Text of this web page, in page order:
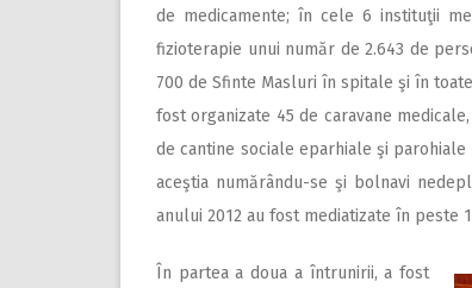
de medicamente; în cele 6 instituţii
fizioterapie unui număr de 2.643 de
700 de Sfinte Masluri în spitale şi în
fost organizate 45 de caravane
de cantine sociale eparhiale şi
aceştia numărându-se şi bolnavi
anului 2012 au fost mediatizate în peste
În partea a doua a întrunirii, a fost